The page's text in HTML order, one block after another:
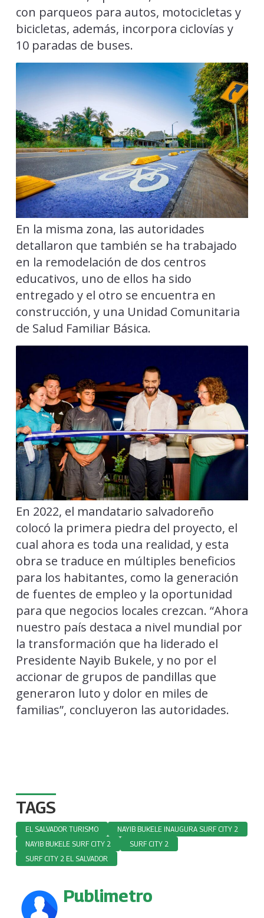
con parqueos para autos, motocicletas y
bicicletas, además, incorpora ciclovías y
10 paradas de buses.
En la misma zona, las autoridades
detallaron que también se ha trabajado
en la remodelación de dos centros
educativos, uno de ellos ha sido
entregado y el otro se encuentra en
construcción, y una Unidad Comunitaria
de Salud Familiar Básica.
En 2022, el mandatario salvadoreño
colocó la primera piedra del proyecto, el
cual ahora es toda una realidad, y esta
obra se traduce en múltiples beneficios
para los habitantes, como la generación
de fuentes de empleo y la oportunidad
para que negocios locales crezcan. “Ahora
nuestro país destaca a nivel mundial por
la transformación que ha liderado el
Presidente Nayib Bukele, y no por el
accionar de grupos de pandillas que
generaron luto y dolor en miles de
familias”, concluyeron las autoridades.
TAGS
EL SALVADOR TURISMO
NAYIB BUKELE INAUGURA SURF CITY 2
NAYIB BUKELE SURF CITY 2
SURF CITY 2
SURF CITY 2 EL SALVADOR
Publimetro